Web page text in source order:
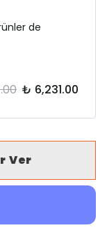
de
₺ 6,231.00
Ver